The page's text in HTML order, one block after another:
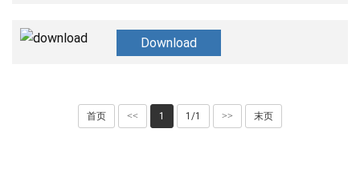
使用说明书下载
Download
首页 << 1 1/1 >> 末页